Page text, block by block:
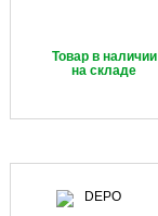
Товар в наличии
на складе